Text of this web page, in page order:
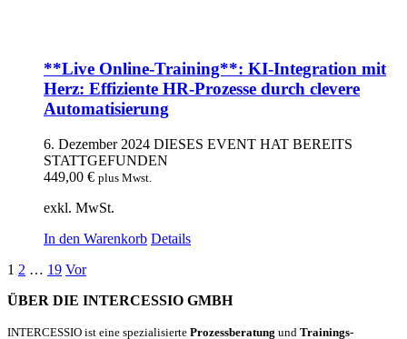
**Live Online-Training**: KI-Integration mit
Herz: Effiziente HR-Prozesse durch clevere
Automatisierung
6. Dezember 2024 DIESES EVENT HAT BEREITS
STATTGEFUNDEN
449,00 € plus Mwst.
exkl. MwSt.
In den Warenkorb Details
1 2 … 19 Vor
ÜBER DIE INTERCESSIO GMBH
INTERCESSIO ist eine spezialisierte Prozessberatung und Trainings-